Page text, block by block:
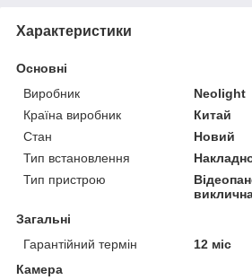
Характеристики
Основні
Виробник
Neolight
Країна виробник
Китай
Стан
Новий
Тип встановлення
Тип пристрою
Загальні
Гарантійний термін
12 міс
Камера